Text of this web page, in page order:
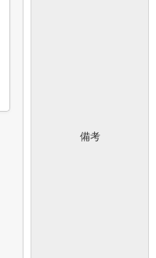
備考